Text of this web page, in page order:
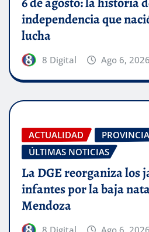
independencia que
lucha
8 Digital Ago 6, 2026
ACTUALIDAD
PROVINCIA
ÚLTIMAS NOTICIAS
La DGE reorganiza los
infantes por la baja
Mendoza